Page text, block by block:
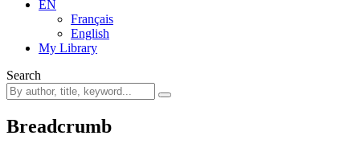
EN
Français
English
My Library
Search
Breadcrumb